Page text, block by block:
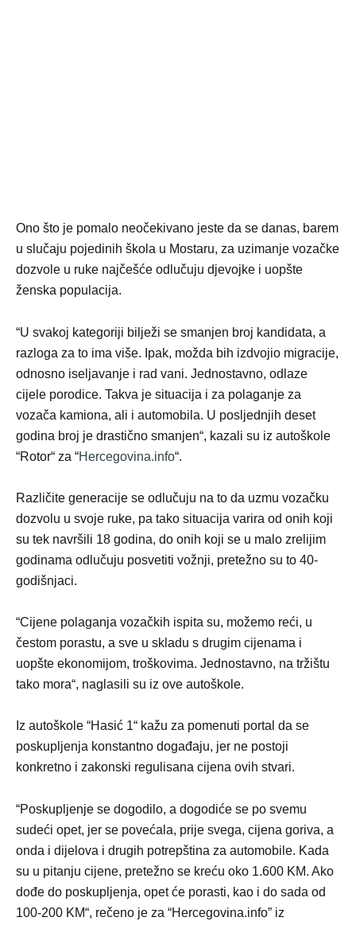
Ono što je pomalo neočekivano jeste da se danas, barem
u slučaju pojedinih škola u Mostaru, za uzimanje vozačke
dozvole u ruke najčešće odlučuju djevojke i uopšte
ženska populacija.
“U svakoj kategoriji bilježi se smanjen broj kandidata, a
razloga za to ima više. Ipak, možda bih izdvojio migracije,
odnosno iseljavanje i rad vani. Jednostavno, odlaze
cijele porodice. Takva je situacija i za polaganje za
vozača kamiona, ali i automobila. U posljednjih deset
godina broj je drastično smanjen“, kazali su iz autoškole
“Rotor“ za “Hercegovina.info“.
Različite generacije se odlučuju na to da uzmu vozačku
dozvolu u svoje ruke, pa tako situacija varira od onih koji
su tek navršili 18 godina, do onih koji se u malo zrelijim
godinama odlučuju posvetiti vožnji, pretežno su to 40-
godišnjaci.
“Cijene polaganja vozačkih ispita su, možemo reći, u
čestom porastu, a sve u skladu s drugim cijenama i
uopšte ekonomijom, troškovima. Jednostavno, na tržištu
tako mora“, naglasili su iz ove autoškole.
Iz autoškole “Hasić 1“ kažu za pomenuti portal da se
poskupljenja konstantno događaju, jer ne postoji
konkretno i zakonski regulisana cijena ovih stvari.
“Poskupljenje se dogodilo, a dogodiće se po svemu
sudeći opet, jer se povećala, prije svega, cijena goriva, a
onda i dijelova i drugih potrepština za automobile. Kada
su u pitanju cijene, pretežno se kreću oko 1.600 KM. Ako
dođe do poskupljenja, opet će porasti, kao i do sada od
100-200 KM“, rečeno je za “Hercegovina.info” iz